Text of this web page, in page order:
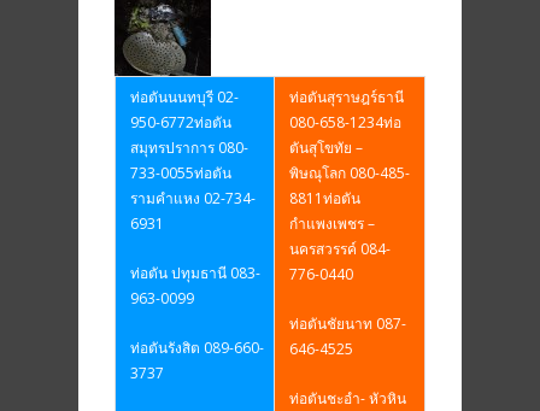
ท่อตันนนทบุรี 02-
950-6772ท่อตัน
สมุทรปราการ 080-
733-0055ท่อตัน
รามคำแหง 02-734-
6931
ท่อตัน ปทุมธานี 083-
963-0099
ท่อตันรังสิต 089-660-
3737
ท่อตันสุราษฎร์ธานี
080-658-1234ท่อ
ตันสุโขทัย –
พิษณุโลก 080-485-
8811ท่อตัน
กำแพงเพชร –
นครสวรรค์ 084-
776-0440
ท่อตันชัยนาท 087-
646-4525
ท่อตันชะอำ- หัวหิน